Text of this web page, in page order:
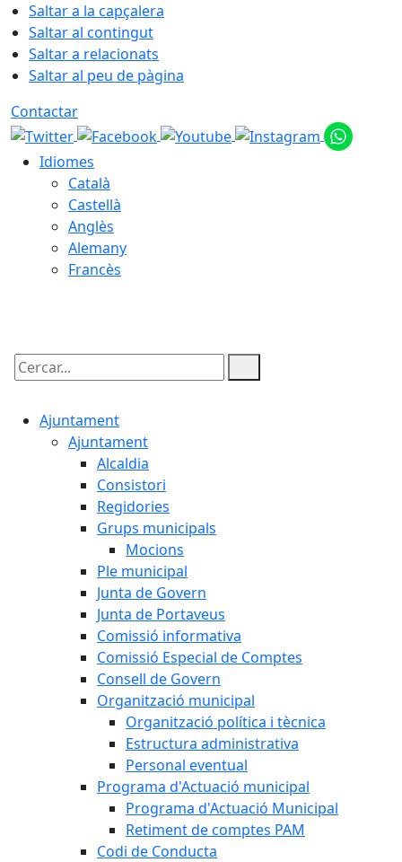
Saltar a la capçalera
Saltar al contingut
Saltar a relacionats
Saltar al peu de pàgina
Contactar
Idiomes
Català
Castellà
Anglès
Alemany
Francès
Cercar:
Ajuntament
Ajuntament
Alcaldia
Consistori
Regidories
Grups municipals
Mocions
Ple municipal
Junta de Govern
Junta de Portaveus
Comissió informativa
Comissió Especial de Comptes
Consell de Govern
Organització municipal
Organització política i tècnica
Estructura administrativa
Personal eventual
Programa d'Actuació municipal
Programa d'Actuació Municipal
Retiment de comptes PAM
Codi de Conducta